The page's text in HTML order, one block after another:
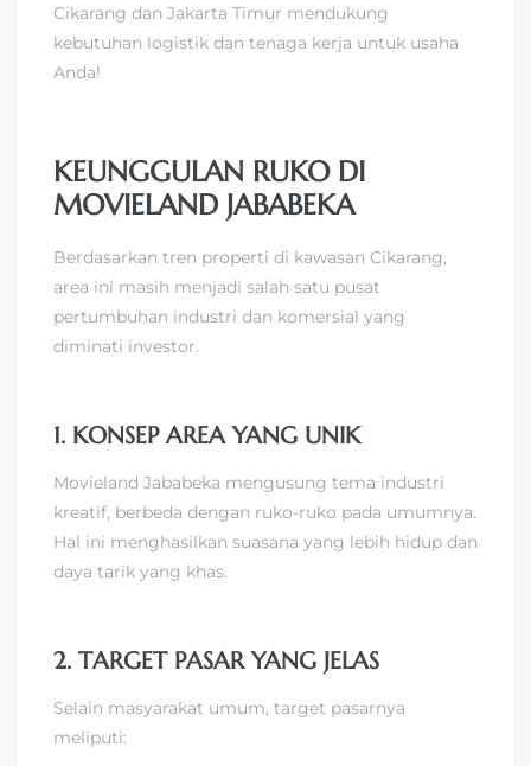
Cikarang dan Jakarta Timur mendukung
kebutuhan logistik dan tenaga kerja untuk usaha
Anda!
KEUNGGULAN RUKO DI
MOVIELAND JABABEKA
Berdasarkan tren properti di kawasan Cikarang,
area ini masih menjadi salah satu pusat
pertumbuhan industri dan komersial yang
diminati investor.
1. KONSEP AREA YANG UNIK
Movieland Jababeka mengusung tema industri
kreatif, berbeda dengan ruko-ruko pada umumnya.
Hal ini menghasilkan suasana yang lebih hidup dan
daya tarik yang khas.
2. TARGET PASAR YANG JELAS
Selain masyarakat umum, target pasarnya
meliputi: